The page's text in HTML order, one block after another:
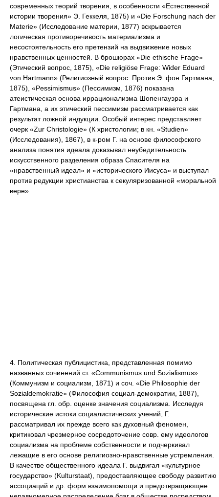
современных теорий творения, в особенности «Естественной
истории творения» Э. Геккеля, 1875) и «Die Forschung nach der
Materie» (Исследование материи, 1877) вскрывается
логическая противоречивость материализма и
несостоятельность его претензий на выдвижение новых
нравственных ценностей. В брошюрах «Die ethische Frage»
(Этический вопрос, 1875), «Die religiöse Frage: Wider Eduard
von Hartmann» (Религиозный вопрос: Против Э. фон Гартмана,
1875), «Pessimismus» (Пессимизм, 1876) показана
атеистическая основа иррационализма Шопенгауэра и
Гартмана, а их этический пессимизм рассматривается как
результат ложной индукции. Особый интерес представляет
очерк «Zur Christologie» (К христологии; в кн. «Studien»
(Исследования), 1867), в к-ром Г. на основе философского
анализа понятия идеала доказывал неубедительность
искусственного разделения образа Спасителя на
«нравственный идеал» и «исторического Иисуса» и выступал
против редукции христианства к секуляризованной «моральной
вере».
4. Политическая публицистика, представленная помимо
названных сочинений ст. «Communismus und Sozialismus»
(Коммунизм и социализм, 1871) и соч. «Die Philosophie der
Sozialdemokratie» (Философия социал-демократии, 1887),
посвящена гл. обр. оценке значения социализма. Исследуя
исторические истоки социалистических учений, Г.
рассматривал их прежде всего как духовный феномен,
критиковал чрезмерное сосредоточение совр. ему идеологов
социализма на проблеме собственности и подчеркивал
лежащие в его основе религиозно-нравственные устремления.
В качестве общественного идеала Г. выдвигал «культурное
государство» (Kulturstaat), предоставляющее свободу развитию
ассоциаций и др. форм взаимопомощи и предотвращающее